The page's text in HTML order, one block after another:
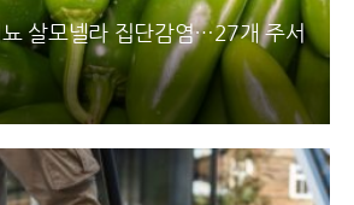
살모넬라 집단감염…27개 주서